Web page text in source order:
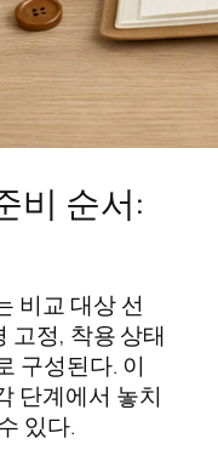
비 순서:
비교 대상 선
고정, 착용 상태
구성된다. 이
단계에서 놓치
있다.